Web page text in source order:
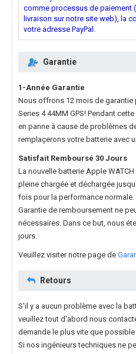
comme processus de paiement
livraison sur notre site web), la
votre adresse PayPal.
Garantie
1-Année Garantie
Nous offrons 12 mois de garantie
Series 4 44MM GPS! Pendant
en panne à cause de problèmes
remplaçerons votre batterie avec
Satisfait Remboursé 30 Jours
La nouvelle batterie Apple WATCH
pleine chargée et déchargée
fois pour la performance
Garantie de remboursement ne
nécessaires. Dans ce but, nous
jours.
Veuillez visiter notre page de
Retours
S'il y a aucun problème avec la
veuillez tout d'abord nous
demande le plus vite que
Si nos ingénieurs techniques ne